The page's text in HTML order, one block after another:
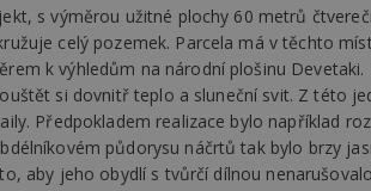
s výměrou užitné plochy 60 metrů
celý pozemek. Parcela má v těchto
k výhledům na národní plošinu
si dovnitř teplo a sluneční svit. Z této
Předpokladem realizace bylo například
půdorysu náčrtů tak bylo brzy
aby jeho obydlí s tvůrčí dílnou
uid
test_cookie
id
Gtest
C
bm2uu
cct
ibbid